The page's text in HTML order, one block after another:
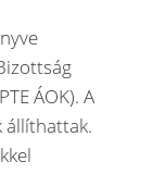
ÁOK). A
állíthattak.